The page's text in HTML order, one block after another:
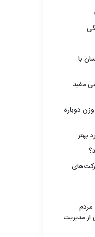
با
مفید
دوباره
بهتر
مردم
از مدیریت